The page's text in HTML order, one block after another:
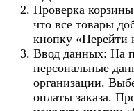
Проверка
что все товары
кнопку
Ввод данных: На
персональные
организации.
оплаты заказа.